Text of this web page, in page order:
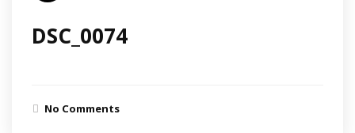
DSC_0074
No Comments